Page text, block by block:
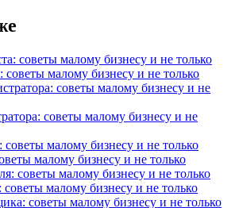
советы малому бизнесу и не только
советы малому бизнесу и не
малому бизнесу и не только
советы малому бизнесу и не только